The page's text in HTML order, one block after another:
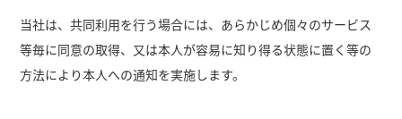
当社は、共同利用を行う場合には、あらかじめ個々のサービス
等毎に同意の取得、又は本人が容易に知り得る状態に置く等の
方法により本人への通知を実施します。